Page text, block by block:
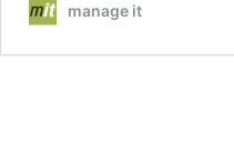
manage it